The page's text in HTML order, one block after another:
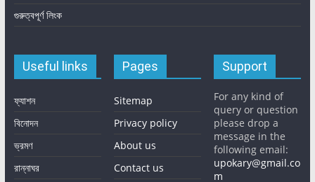
গুরুত্বপূর্ণ লিংক
Useful links
ফ্যাশন
বিনোদন
ভ্রমণ
রান্নাঘর
Pages
Sitemap
Privacy policy
About us
Contact us
Support
For any kind of
query or question
please drop a
message in the
following email:
upokary@gmail.co
m